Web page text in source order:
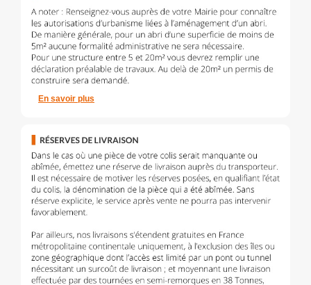
En savoir plus